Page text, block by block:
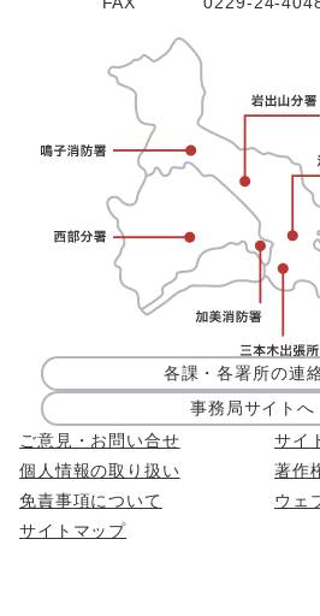
各課・各署所の連
事務局サイトへ
ご意見・お問い合せ
サイ
個人情報の取り扱い
著作
免責事項について
ウェ
サイトマップ